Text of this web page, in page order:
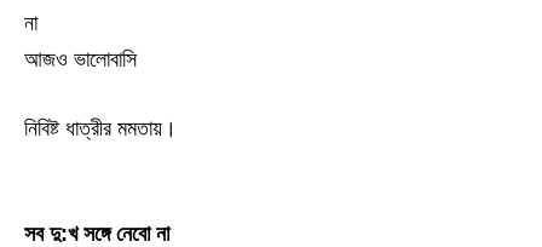
না
আজও ভালোবাসি
নিবিষ্ট ধাত্রীর মমতায়।
সব দু:খ সঙ্গে নেবো না